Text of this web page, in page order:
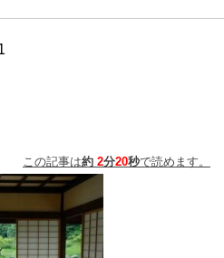
この記事は約 2分20秒で読めます。